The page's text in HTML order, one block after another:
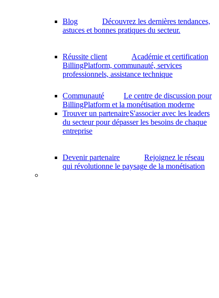
Blog
Découvrez les dernières tendances,
astuces et bonnes pratiques du secteur.
Réussite client
Académie et certification
BillingPlatform, communauté, services
professionnels, assistance technique
Communauté
Le centre de discussion pour
BillingPlatform et la monétisation moderne
Trouver un partenaireS'associer avec les leaders
du secteur pour dépasser les besoins de chaque
entreprise
Devenir partenaire
Rejoignez le réseau
qui révolutionne le paysage de la monétisation